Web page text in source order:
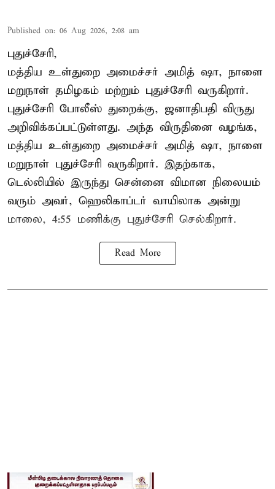
Published on: 06 Aug 2026, 2:08 am
புதுச்சேரி,
மத்திய உள்துறை அமைச்சர் அமித் ஷா, நாளை
மறுநாள் தமிழகம் மற்றும் புதுச்சேரி வருகிறார்.
புதுச்சேரி போலீஸ் துறைக்கு, ஜனாதிபதி விருது
அறிவிக்கப்பட்டுள்ளது. அந்த விருதினை வழங்க,
மத்திய உள்துறை அமைச்சர் அமித் ஷா, நாளை
மறுநாள் புதுச்சேரி வருகிறார். இதற்காக,
டெல்லியில் இருந்து சென்னை விமான நிலையம்
வரும் அவர், ஹெலிகாப்டர் வாயிலாக அன்று
மாலை, 4:55 மணிக்கு புதுச்சேரி செல்கிறார்.
Read More